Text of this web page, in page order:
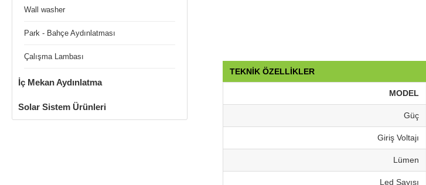
Wall washer
Park - Bahçe Aydınlatması
Çalışma Lambası
İç Mekan Aydınlatma
Solar Sistem Ürünleri
TEKNİK ÖZELLİKLER
MODEL
Güç
Giriş Voltajı
Lümen
Led Sayısı